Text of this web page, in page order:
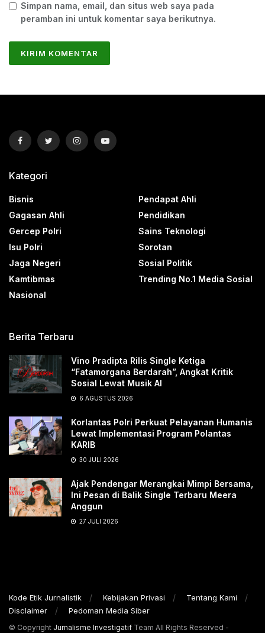
Simpan nama, email, dan situs web saya pada
peramban ini untuk komentar saya berikutnya.
Kategori
Bisnis
Gagasan Ahli
Gercep Polri
Isu Polri
Jaga Negeri
Kamtibmas
Nasional
Pendapat Ahli
Pendidikan
Sains Teknologi
Sorotan
Sosial Politik
Trending No.1 Media Sosial
Berita Terbaru
Vino Pradipta Rilis Single Ketiga
“Fatamorgana Berdarah”, Angkat Kritik
Sosial Lewat Musik AI
6 AGUSTUS 2026
Korlantas Polri Perkuat Pelayanan Humanis
Lewat Implementasi Program Polantas
KARIB
30 JULI 2026
Ajak Pendengar Merangkai Mimpi Bersama,
Ini Pesan di Balik Single Terbaru Meera
Anggun
27 JULI 2026
Kode Etik Jurnalistik Kebijakan Privasi
Tentang Kami
Disclaimer
Pedoman Media Siber
© Copyright Jurnalisme Investigatif Team All Rights Reserved -